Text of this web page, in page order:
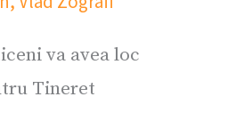
va avea loc
Tineret